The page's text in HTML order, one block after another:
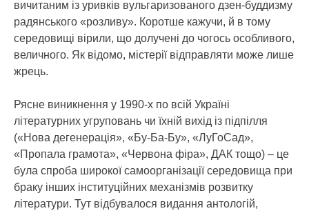
вичитаним із уривків вульгаризованого дзен-буддизму
радянського «розливу». Коротше кажучи, й в тому
середовищі вірили, що долучені до чогось особливого,
величного. Як відомо, містерії відправляти може лише
жрець.
Рясне виникнення у 1990-х по всій Україні
літературних угруповань чи їхній вихід із підпілля
(«Нова дегенерація», «Бу-Ба-Бу», «ЛуГоСад»,
«Пропала грамота», «Червона фіра», ДАК тощо) – це
була спроба широкої самоорганізації середовища при
браку інших інституційних механізмів розвитку
літератури. Тут відбувалося видання антологій,